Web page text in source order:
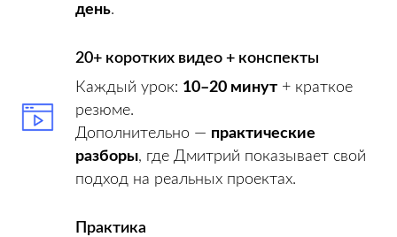
день.
20+ коротких видео + конспекты
Каждый урок: 10–20 минут + краткое
резюме.
Дополнительно — практические
разборы, где Дмитрий показывает свой
подход на реальных проектах.
Практика